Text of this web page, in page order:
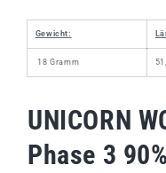
Gewicht:
18 Gramm
UNICORN
Phase 3 90%